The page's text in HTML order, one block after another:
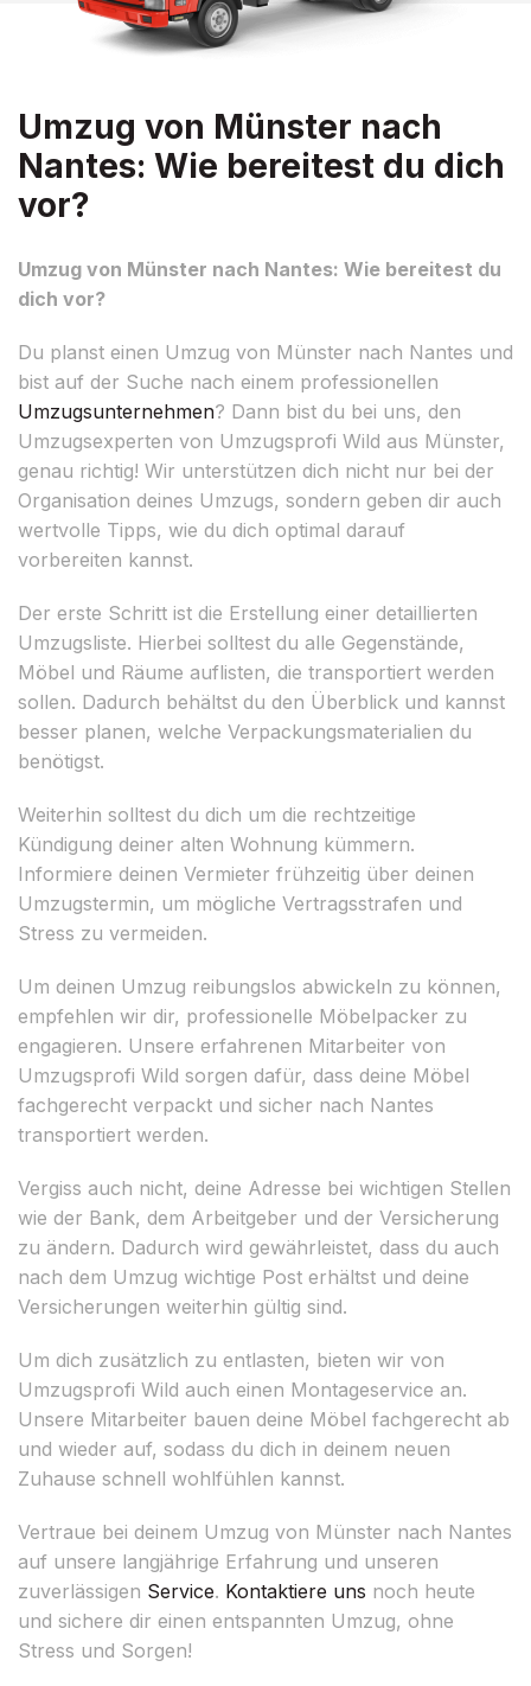
Umzug von Münster nach
Nantes: Wie bereitest du dich
vor?
Umzug von Münster nach Nantes: Wie bereitest du
dich vor?
Du planst einen Umzug von Münster nach Nantes und
bist auf der Suche nach einem professionellen
Umzugsunternehmen? Dann bist du bei uns, den
Umzugsexperten von Umzugsprofi Wild aus Münster,
genau richtig! Wir unterstützen dich nicht nur bei der
Organisation deines Umzugs, sondern geben dir auch
wertvolle Tipps, wie du dich optimal darauf
vorbereiten kannst.
Der erste Schritt ist die Erstellung einer detaillierten
Umzugsliste. Hierbei solltest du alle Gegenstände,
Möbel und Räume auflisten, die transportiert werden
sollen. Dadurch behältst du den Überblick und kannst
besser planen, welche Verpackungsmaterialien du
benötigst.
Weiterhin solltest du dich um die rechtzeitige
Kündigung deiner alten Wohnung kümmern.
Informiere deinen Vermieter frühzeitig über deinen
Umzugstermin, um mögliche Vertragsstrafen und
Stress zu vermeiden.
Um deinen Umzug reibungslos abwickeln zu können,
empfehlen wir dir, professionelle Möbelpacker zu
engagieren. Unsere erfahrenen Mitarbeiter von
Umzugsprofi Wild sorgen dafür, dass deine Möbel
fachgerecht verpackt und sicher nach Nantes
transportiert werden.
Vergiss auch nicht, deine Adresse bei wichtigen Stellen
wie der Bank, dem Arbeitgeber und der Versicherung
zu ändern. Dadurch wird gewährleistet, dass du auch
nach dem Umzug wichtige Post erhältst und deine
Versicherungen weiterhin gültig sind.
Um dich zusätzlich zu entlasten, bieten wir von
Umzugsprofi Wild auch einen Montageservice an.
Unsere Mitarbeiter bauen deine Möbel fachgerecht ab
und wieder auf, sodass du dich in deinem neuen
Zuhause schnell wohlfühlen kannst.
Vertraue bei deinem Umzug von Münster nach Nantes
auf unsere langjährige Erfahrung und unseren
zuverlässigen Service. Kontaktiere uns noch heute
und sichere dir einen entspannten Umzug, ohne
Stress und Sorgen!